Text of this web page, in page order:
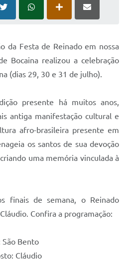
da Festa de Reinado em nossa
Bocaina realizou a celebração
(dias 29, 30 e 31 de julho).
presente há muitos anos,
antiga manifestação cultural e
afro-brasileira presente em
os santos de sua devoção
uma memória vinculada à
finais de semana, o Reinado
Confira a programação:
São Bento
Cláudio